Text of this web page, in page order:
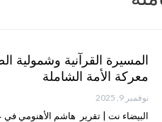
المسيرة القرآنية وشمولية
معركة الأمة الشاملة
نوفمبر 9, 2025
البيضاء نت | تقرير هاشم الأهنومي في